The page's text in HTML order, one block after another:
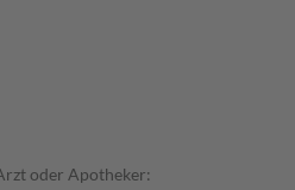
oder Apotheker: